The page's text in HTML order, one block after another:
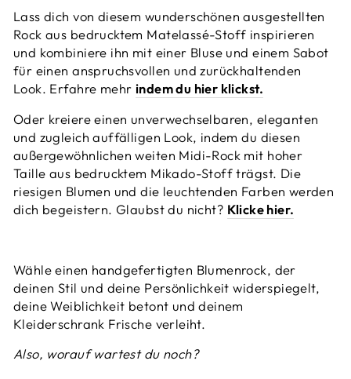
Lass dich von diesem wunderschönen ausgestellten
Rock aus bedrucktem Matelassé-Stoff inspirieren
und kombiniere ihn mit einer Bluse und einem Sabot
für einen anspruchsvollen und zurückhaltenden
Look. Erfahre mehr indem du hier klickst.
Oder kreiere einen unverwechselbaren, eleganten
und zugleich auffälligen Look, indem du diesen
außergewöhnlichen weiten Midi-Rock mit hoher
Taille aus bedrucktem Mikado-Stoff trägst. Die
riesigen Blumen und die leuchtenden Farben werden
dich begeistern. Glaubst du nicht? Klicke hier.
Wähle einen handgefertigten Blumenrock, der
deinen Stil und deine Persönlichkeit widerspiegelt,
deine Weiblichkeit betont und deinem
Kleiderschrank Frische verleiht.
Also, worauf wartest du noch?